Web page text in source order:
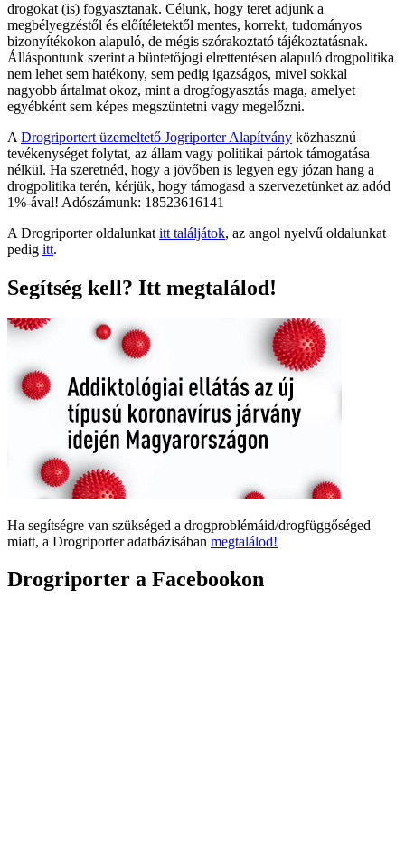
drogokat (is) fogyasztanak. Célunk, hogy teret adjunk a
megbélyegzéstől és előítéletektől mentes, korrekt, tudományos
bizonyítékokon alapuló, de mégis szórakoztató tájékoztatásnak.
Álláspontunk szerint a büntetőjogi elrettentésen alapuló drogpolitika
nem lehet sem hatékony, sem pedig igazságos, mivel sokkal
nagyobb ártalmat okoz, mint a drogfogyasztás maga, amelyet
egyébként sem képes megszüntetni vagy megelőzni.
A Drogriportert üzemeltető Jogriporter Alapítvány közhasznú
tevékenységet folytat, az állam vagy politikai pártok támogatása
nélkül. Ha szeretnéd, hogy a jövőben is legyen egy józan hang a
drogpolitika terén, kérjük, hogy támogasd a szervezetünket az adód
1%-ával! Adószámunk: 18523616141
A Drogriporter oldalunkat itt találjátok, az angol nyelvű oldalunkat
pedig itt.
Segítség kell? Itt megtalálod!
Ha segítségre van szükséged a drogproblémáid/drogfüggőséged
miatt, a Drogriporter adatbázisában megtalálod!
Drogriporter a Facebookon